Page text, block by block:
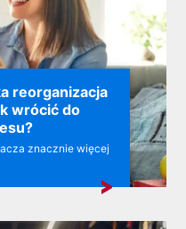
reorganizacja
wrócić do
znacznie więcej